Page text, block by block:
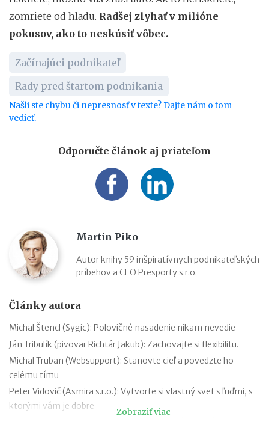
zomriete od hladu. Radšej zlyhať v milióne
pokusov, ako to neskúsiť vôbec.
Začínajúci podnikateľ
Rady pred štartom podnikania
Našli ste chybu či nepresnosť v texte? Dajte nám o tom
vedieť.
Odporučte článok aj priateľom
Martin Piko
Autor knihy 59 inšpiratívnych podnikateľských
príbehov a CEO Presporty s.r.o.
Články autora
Michal Štencl (Sygic): Polovičné nasadenie nikam nevedie
Ján Tribulík (pivovar Richtár Jakub): Zachovajte si flexibilitu.
Michal Truban (Websupport): Stanovte cieľ a povedzte ho
celému tímu
Peter Vidovič (Asmira s.r.o.): Vytvorte si vlastný svet s ľuďmi, s
ktorými vám je dobre
Zobraziť viac